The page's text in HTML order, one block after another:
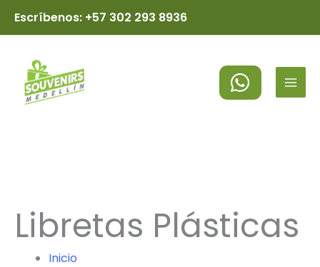
Escríbenos: +57 302 293 8936
Libretas Plásticas
Inicio